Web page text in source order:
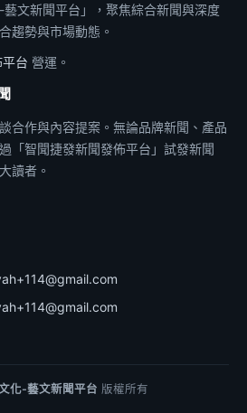
文新聞平台」，聚焦綜合新聞與深度
趨勢與市場動態。
台 營運。
合作與內容提案。無論品牌新聞、產品
「智聞捷發新聞發佈平台」試發新聞
讀者。
化-藝文新聞平台 版權所有